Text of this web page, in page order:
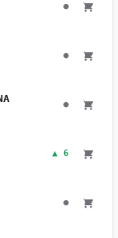
●
●
●
▲ 6
●